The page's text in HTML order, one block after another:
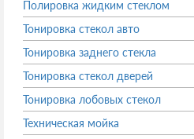
Полировка жидким стеклом
Тонировка стекол авто
Тонировка заднего стекла
Тонировка стекол дверей
Тонировка лобовых стекол
Техническая мойка